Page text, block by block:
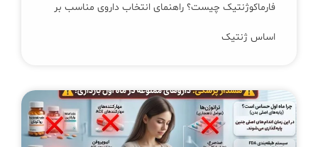
فارماکوژنتیک چیست؟ راهنمای انتخاب داروی مناسب بر
اساس ژنتیک